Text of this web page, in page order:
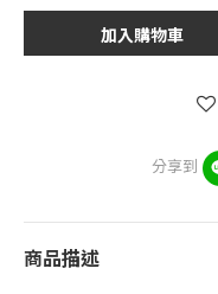
加入購物車
分享到
商品描述